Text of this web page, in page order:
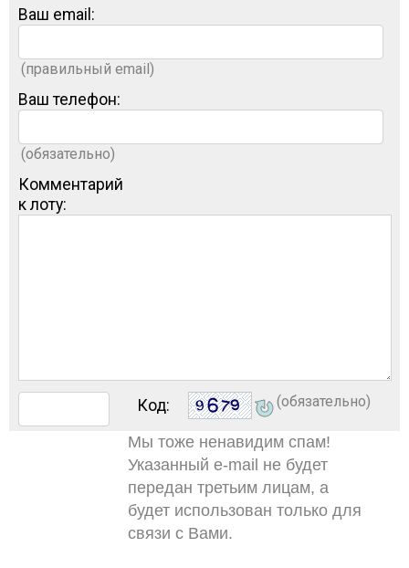
Ваш email:
(правильный email)
Ваш телефон:
(обязательно)
Комментарий
к лоту:
Код: (обязательно)
Мы тоже ненавидим спам!
Указанный e-mail не будет
передан третьим лицам, а
будет использован только для
связи с Вами.